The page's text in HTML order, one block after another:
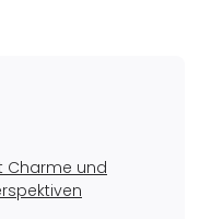
Charme und